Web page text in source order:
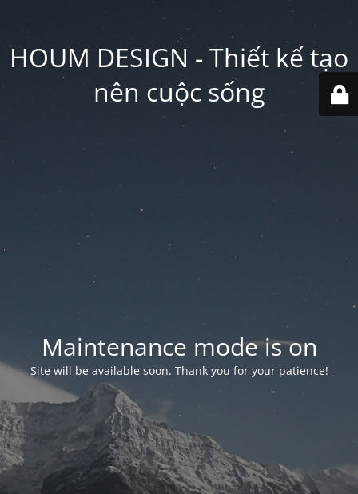
HOUM DESIGN - Thiết kế tạo
nên cuộc sống
Maintenance mode is on
Site will be available soon. Thank you for your patience!